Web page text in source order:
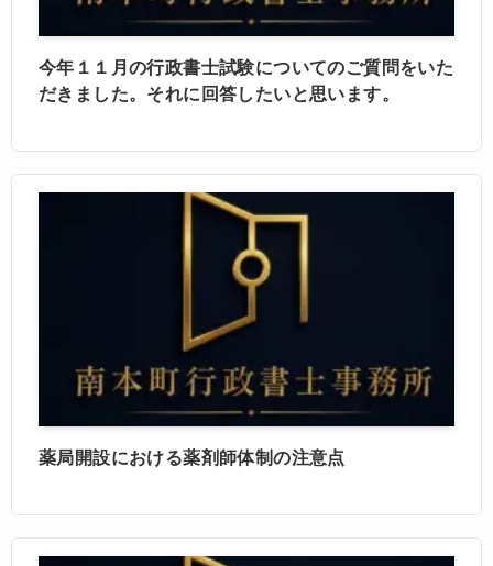
今年１１月の行政書士試験についてのご質問をいた
だきました。それに回答したいと思います。
薬局開設における薬剤師体制の注意点